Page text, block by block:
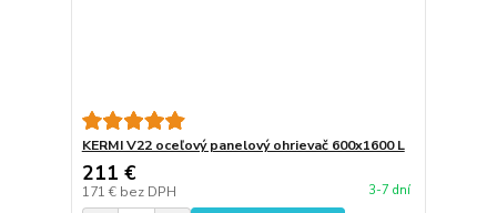
KERMI V22 oceľový panelový ohrievač 600x1600 L
211 €
171 € bez DPH 3-7 dní